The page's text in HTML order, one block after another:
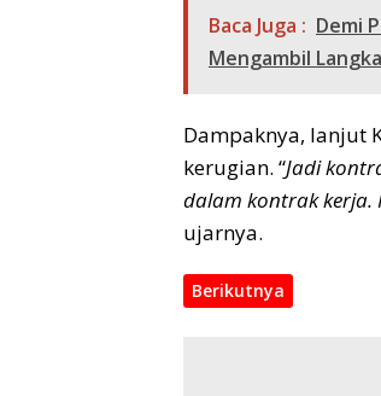
Baca Juga : Demi
Mengambil
Dampaknya, lanjut
kerugian. “Jadi
dalam kontrak kerja.
ujarnya.
Berikutnya